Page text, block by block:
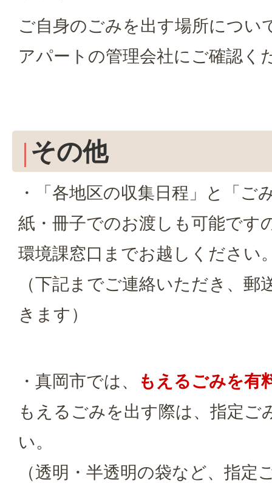
ご自身のごみを出す場所につい
アパートの管理会社にご確認く
その他
・「各地区の収集日程」と「ご
紙・冊子でのお渡しも可能です
環境課窓口までお越しください
（下記までご連絡いただき、
きます）
・真岡市では、
もえるごみを有
もえるごみを出す際は、指定ご
い。
（透明・半透明の袋など、指定